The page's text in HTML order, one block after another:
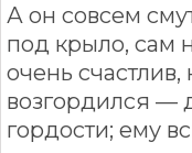
А он совсем
под крыло, сам
очень
возгордился —
гордости; ему